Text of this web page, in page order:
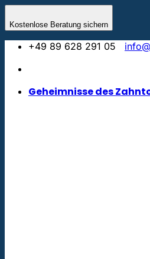
Kostenlose Beratung sichern
springen
+49 89 628 291 05
Geheimnisse des